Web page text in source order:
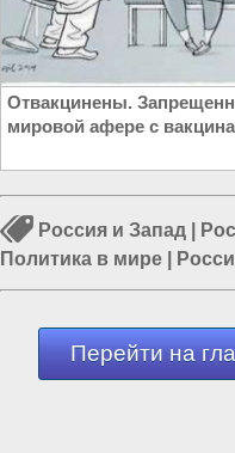
Отвакцинены.
мировой афере с
Россия и Запад
Политика в мире
Европа и Украина
Перейти на